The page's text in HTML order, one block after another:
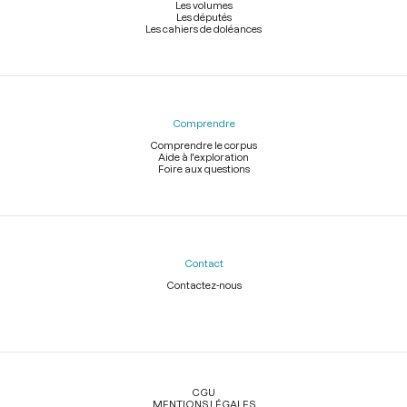
Les volumes
Les députés
Les cahiers de doléances
Comprendre
Comprendre le corpus
Aide à l'exploration
Foire aux questions
Contact
Contactez-nous
Légal
CGU
MENTIONS LÉGALES